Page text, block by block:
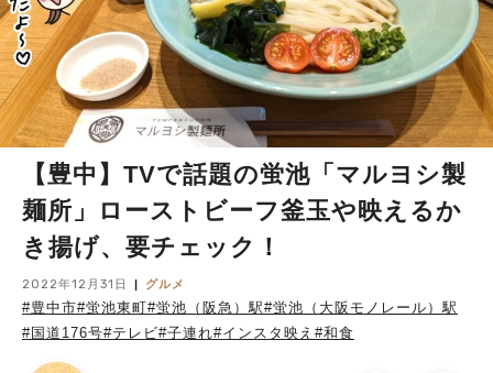
【豊中】TVで話題の蛍池「マルヨシ製
麺所」ローストビーフ釜玉や映えるか
き揚げ、要チェック！
2022年12月31日 グルメ
#豊中市#蛍池東町#蛍池（阪急）駅#蛍池（大阪モノレール）駅
#国道176号#テレビ#子連れ#インスタ映え #和食